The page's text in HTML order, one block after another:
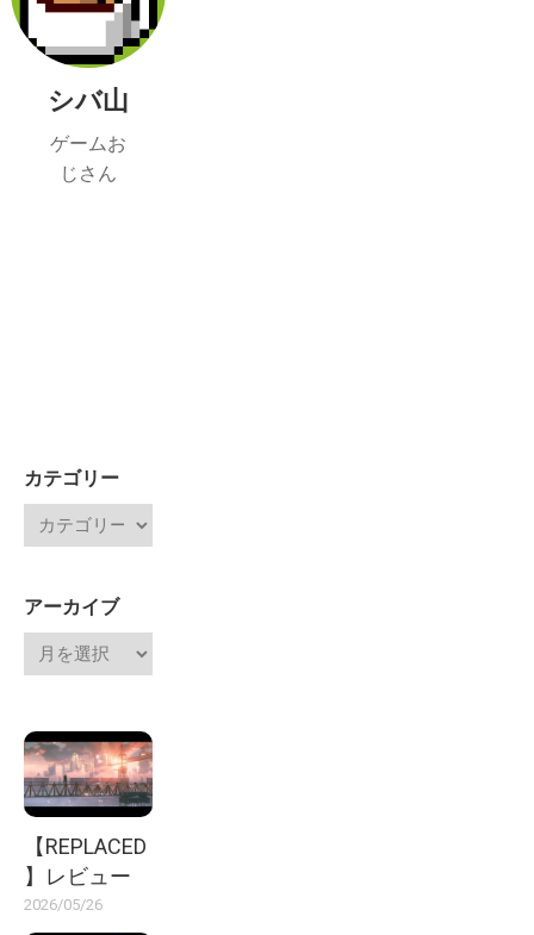
シバ山
ゲームお
じさん
カテゴリー
アーカイブ
【REPLACED
】レビュー
2026/05/26